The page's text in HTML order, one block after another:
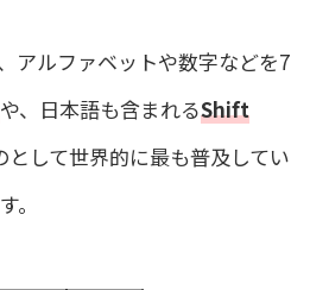
アルファベットや数字などを7
や、日本語も含まれるShift
して世界的に最も普及してい
。